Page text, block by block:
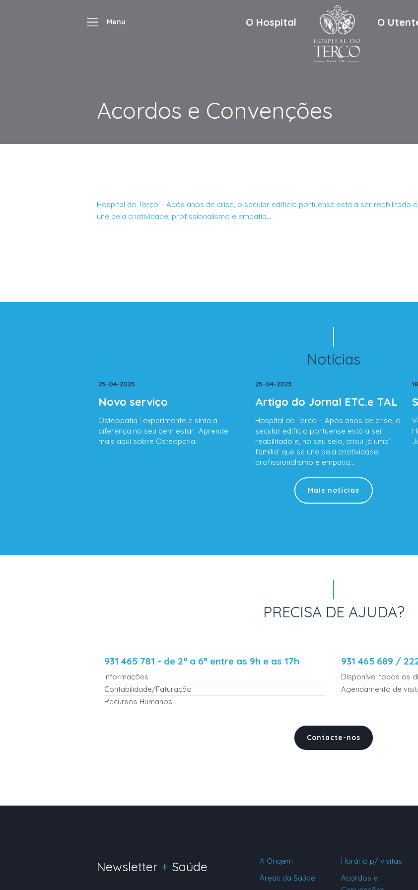
O Hospital O
Acordos e Convenções
Hospital do Terço – Após anos de crise, o secular edifício portuense está a ser reabilitado
une pela criatividade, profissionalismo e empatia…
Notícias
25-04-2023
Novo serviço
Osteopatia : experimente e sinta a
diferença no seu bem estar. Aprende
mais aqui sobre Osteopatia.
25-04-2023
Artigo do Jornal ETC.e TAL
Hospital do Terço – Após anos de crise, o
secular edifício portuense está a ser
reabilitado e, no seu seio, criou já uma’
família’ que se une pela criatividade,
profissionalismo e empatia…
Mais notícias
PRECISA DE AJUDA?
931 465 781 - de 2ª a 6ª entre as 9h e as 17h
Informações
Contabilidade/Faturação
Recursos Humanos
931 465 689 /
Disponível todos os
Agendamento de
Contacte-nos
Newsletter + Saúde
A Origem
Áreas da Saúde
Horário p/ visitas
Acordos e